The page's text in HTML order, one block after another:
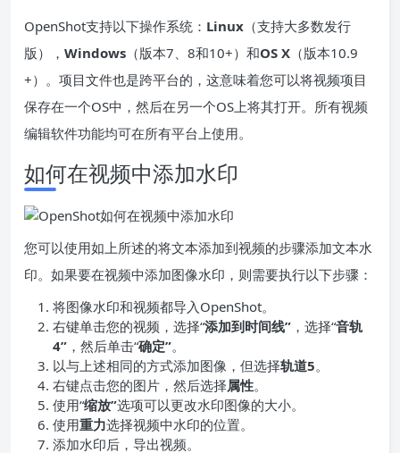
OpenShot支持以下操作系统： Linux （支持大多数发行
版）， Windows （版本7、8和10+）和OS X （版本10.9
+）。项目文件也是跨平台的，这意味着您可以将视频项目
保存在一个OS中，然后在另一个OS上将其打开。所有视频
编辑软件功能均可在所有平台上使用。
如何在视频中添加水印
您可以使用如上所述的将文本添加到视频的步骤添加文本水
印。如果要在视频中添加图像水印，则需要执行以下步骤：
将图像水印和视频都导入OpenShot。
右键单击您的视频，选择“添加到时间线” ，选择“音轨
4” ，然后单击“确定”。
以与上述相同的方式添加图像，但选择轨道5。
右键点击您的图片，然后选择属性。
使用“缩放”选项可以更改水印图像的大小。
使用重力选择视频中水印的位置。
添加水印后，导出视频。